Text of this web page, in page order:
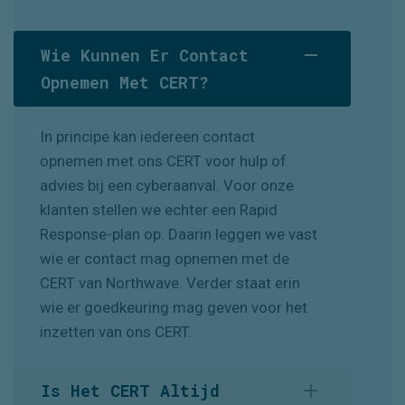
Wie Kunnen Er Contact
Opnemen Met CERT?
In principe kan iedereen contact
opnemen met ons CERT voor hulp of
advies bij een cyberaanval. Voor onze
klanten stellen we echter een Rapid
Response-plan op. Daarin leggen we vast
wie er contact mag opnemen met de
CERT van Northwave. Verder staat erin
wie er goedkeuring mag geven voor het
inzetten van ons CERT.
Is Het CERT Altijd